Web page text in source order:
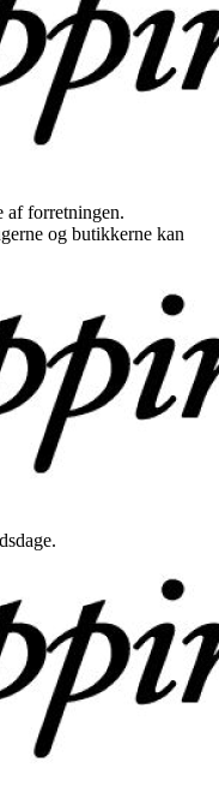
af forretningen.
og butikkerne kan